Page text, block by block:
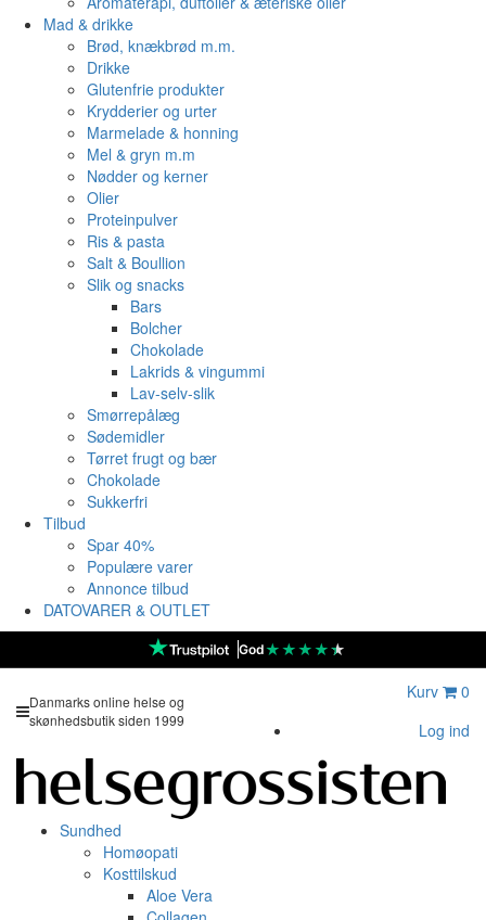
Mad & drikke
Brød, knækbrød m.m.
Drikke
Glutenfrie produkter
Krydderier og urter
Marmelade & honning
Mel & gryn m.m
Nødder og kerner
Olier
Proteinpulver
Ris & pasta
Salt & Boullion
Slik og snacks
Bars
Bolcher
Chokolade
Lakrids & vingummi
Lav-selv-slik
Smørrepålæg
Sødemidler
Tørret frugt og bær
Chokolade
Sukkerfri
Tilbud
Spar 40%
Populære varer
Annonce tilbud
DATOVARER & OUTLET
God★★★★★
Danmarks online helse og
skønhedsbutik siden 1999
Kurv
0
Log ind
Sundhed
Homøopati
Kosttilskud
Aloe Vera